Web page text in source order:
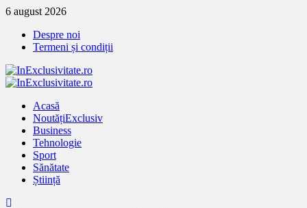
Treci
continut
6 august 2026
Despre noi
Termeni și condiții
Primary
Acasă
NoutățiExclusiv
Business
Tehnologie
Sport
Sănătate
Știință